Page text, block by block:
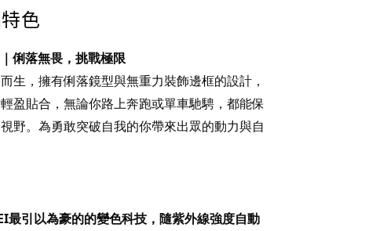
色
俐落無畏，挑戰極限
生，擁有俐落鏡型與無重力裝飾邊框的設計，
盈貼合，無論你路上奔跑或單車馳騁，都能保
野。為勇敢突破自我的你帶來出眾的動力與自
最引以為豪的的變色科技，隨紫外線強度自動